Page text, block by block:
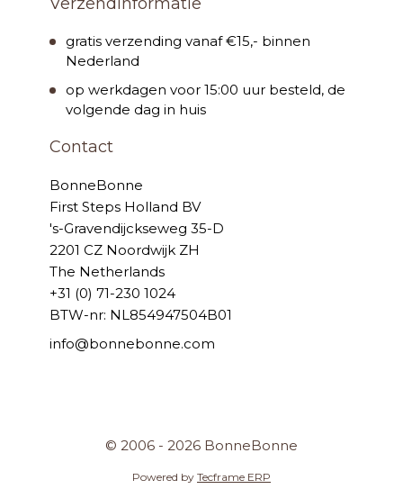
gratis verzending vanaf €15,- binnen
Nederland
op werkdagen voor 15:00 uur besteld, de
volgende dag in huis
Contact
BonneBonne
First Steps Holland BV
's-Gravendijckseweg 35-D
2201 CZ Noordwijk ZH
The Netherlands
+31 (0) 71-230 1024
BTW-nr: NL854947504B01
info@bonnebonne.com
© 2006 - 2026 BonneBonne
Powered by Tecframe ERP